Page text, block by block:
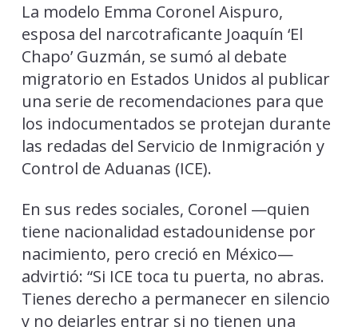
La modelo Emma Coronel Aispuro,
esposa del narcotraficante Joaquín ‘El
Chapo’ Guzmán, se sumó al debate
migratorio en Estados Unidos al publicar
una serie de recomendaciones para que
los indocumentados se protejan durante
las redadas del Servicio de Inmigración y
Control de Aduanas (ICE).
En sus redes sociales, Coronel —quien
tiene nacionalidad estadounidense por
nacimiento, pero creció en México—
advirtió: “Si ICE toca tu puerta, no abras.
Tienes derecho a permanecer en silencio
y no dejarles entrar si no tienen una